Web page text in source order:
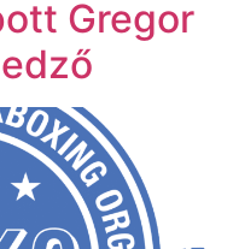
Gregor